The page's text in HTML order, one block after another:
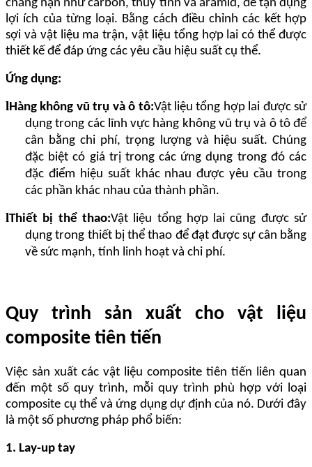
chẳng hạn như carbon, thủy tinh và aramid, để tận dụng
lợi ích của từng loại. Bằng cách điều chỉnh các kết hợp
sợi và vật liệu ma trận, vật liệu tổng hợp lai có thể được
thiết kế để đáp ứng các yêu cầu hiệu suất cụ thể.
Ứng dụng:
lHàng không vũ trụ và ô tô:Vật liệu tổng hợp lai được sử
dụng trong các lĩnh vực hàng không vũ trụ và ô tô để
cân bằng chi phí, trọng lượng và hiệu suất. Chúng
đặc biệt có giá trị trong các ứng dụng trong đó các
đặc điểm hiệu suất khác nhau được yêu cầu trong
các phần khác nhau của thành phần.
lThiết bị thể thao:Vật liệu tổng hợp lai cũng được sử
dụng trong thiết bị thể thao để đạt được sự cân bằng
về sức mạnh, tính linh hoạt và chi phí.
Quy trình sản xuất cho vật liệu
composite tiên tiến
Việc sản xuất các vật liệu composite tiên tiến liên quan
đến một số quy trình, mỗi quy trình phù hợp với loại
composite cụ thể và ứng dụng dự định của nó. Dưới đây
là một số phương pháp phổ biến:
1. Lay-up tay